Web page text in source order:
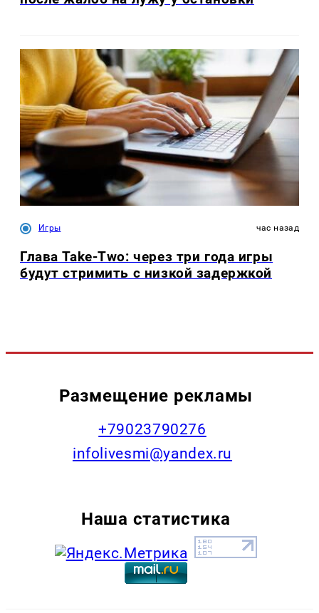
Игры час назад
Глава Take-Two: через три года игры
будут стримить с низкой задержкой
Размещение рекламы
+79023790276
infolivesmi@yandex.ru
Наша статистика